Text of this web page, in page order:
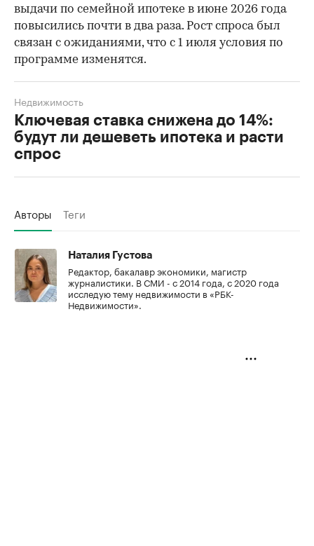
выдачи по семейной ипотеке в июне 2026 года
повысились почти в два раза. Рост спроса был
связан с ожиданиями, что с 1 июля условия по
программе изменятся.
Ключевая ставка снижена до 14%:
будут ли дешеветь ипотека и расти
спрос
Недвижимость
Авторы Теги
Наталия Густова
Редактор, бакалавр экономики, магистр
журналистики. В СМИ - с 2014 года, с 2020 года
исследую тему недвижимости в «РБК-
Недвижимости».